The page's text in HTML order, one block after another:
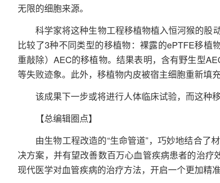
无限的细胞来源。
科学家将这种生物工程移植物植入恒河猴的股
比较了3种不同类型的移植物：裸露的ePTFE移
重敲除）AEC的移植物。结果表明，含有野生型
等失败迹象。此外，移植物内皮被宿主细胞重新填
该成果下一步或将进行人体临床试验，而这种
【总编辑圈点】
由生物工程改造的“生命管道”，巧妙地结合
决方案，并有望改善数百万心血管疾病患者的治疗
现代医学对血管疾病的治疗方法，开启一个更加精